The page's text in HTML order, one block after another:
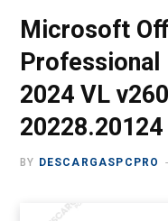
Microsoft
Professional
2024 VL
BY DESCARGASPCPRO